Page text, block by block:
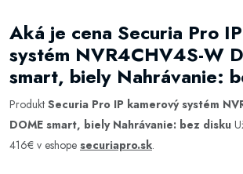
Aká je cena Securia Pro
systém NVR4CHV4S-W
smart, biely Nahrávanie:
Produkt Securia Pro IP kamerový systém
DOME smart, biely Nahrávanie: bez disku
416€ v eshope securiapro.sk.